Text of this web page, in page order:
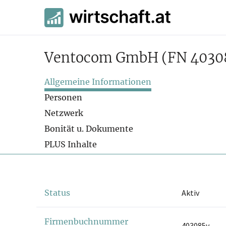
Ventocom GmbH (FN
Allgemeine Informationen
Personen
Netzwerk
Bonität u. Dokumente
PLUS Inhalte
Status Aktiv
Firmenbuchnummer